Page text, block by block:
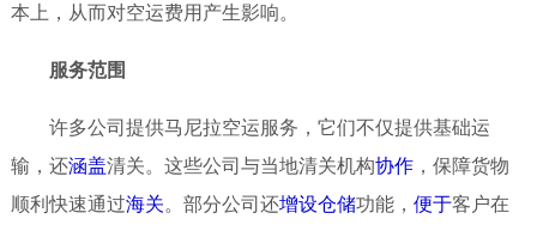
本上，从而对空运费用产生影响。
服务范围
许多公司提供马尼拉空运服务，它们不仅提供基础运
输，还涵盖清关。这些公司与当地清关机构协作，保障货物
顺利快速通过海关。部分公司还增设仓储功能， 便于客户在